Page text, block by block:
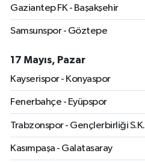
Gaziantep FK - Başakşehir
Samsunspor - Göztepe
17 Mayıs, Pazar
Kayserispor - Konyaspor
Fenerbahçe - Eyüpspor
Trabzonspor - Gençlerbirliği S.K.
Kasımpaşa - Galatasaray